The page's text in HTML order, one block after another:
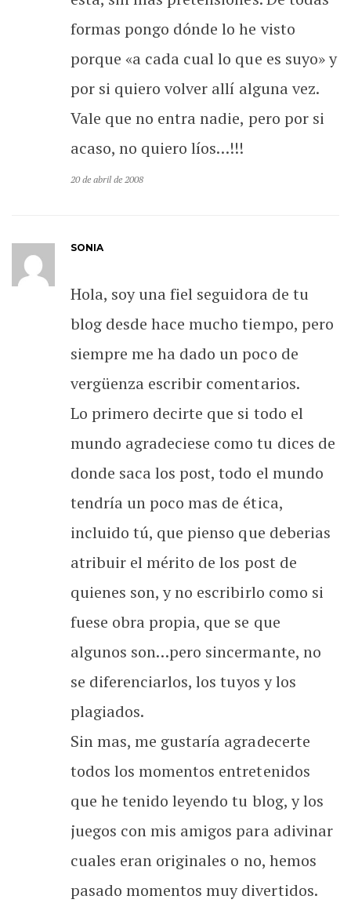
formas pongo dónde lo he visto
porque «a cada cual lo que es suyo» y
por si quiero volver allí alguna vez.
Vale que no entra nadie, pero por si
acaso, no quiero líos…!!!
20 de abril de 2008
SONIA
Hola, soy una fiel seguidora de tu
blog desde hace mucho tiempo, pero
siempre me ha dado un poco de
vergüenza escribir comentarios.
Lo primero decirte que si todo el
mundo agradeciese como tu dices de
donde saca los post, todo el mundo
tendría un poco mas de ética,
incluido tú, que pienso que deberias
atribuir el mérito de los post de
quienes son, y no escribirlo como si
fuese obra propia, que se que
algunos son…pero sincermante, no
se diferenciarlos, los tuyos y los
plagiados.
Sin mas, me gustaría agradecerte
todos los momentos entretenidos
que he tenido leyendo tu blog, y los
juegos con mis amigos para adivinar
cuales eran originales o no, hemos
pasado momentos muy divertidos.